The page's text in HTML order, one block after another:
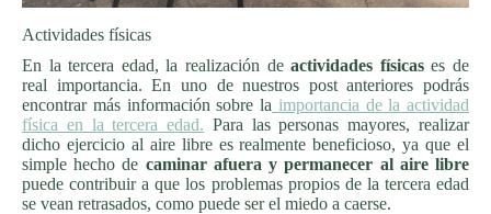
Actividades físicas
En la tercera edad, la realización deactividades físicases de
real importancia. En uno de nuestros post anteriores podrás
encontrar más información sobre la importancia de la actividad
física en la tercera edad. Para las personas mayores, realizar
dicho ejercicio al aire libre es realmente beneficioso, ya que el
simple hecho de caminar afuera y permanecer al aire libre
puede contribuir a que los problemas propios de la tercera edad
se vean retrasados, como puede ser el miedo a caerse.